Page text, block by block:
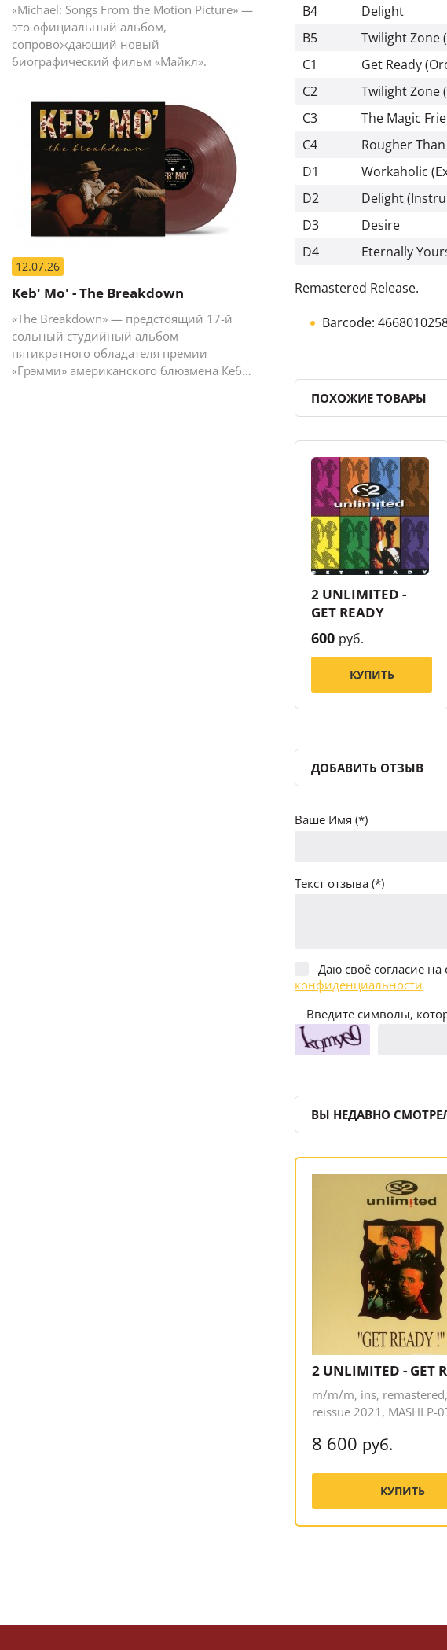
«Michael: Songs From the Motion Picture» —
это официальный альбом,
сопровождающий новый
биографический фильм «Майкл».
12.07.26
Keb' Mo' - The Breakdown
«The Breakdown» — предстоящий 17-й
сольный студийный альбом
пятикратного обладателя премии
«Грэмми» американского блюзмена Кеба
B4
Delight
B5
Twilight Zone
C1
Get Ready
C2
Twilight Zone
C3
The Magic
C4
Rougher
D1
Workaholic
D2
Delight
D3
Desire
D4
Eternally
Remastered Release.
Barcode:
ПОХОЖИЕ ТОВАРЫ
2 UNLIMITED -
GET READY
600 руб.
КУПИТЬ
ДОБАВИТЬ ОТЗЫВ
Ваше Имя (*)
Текст отзыва (*)
Даю своё согласие
конфиденциальности
Введите символы,
ВЫ НЕДАВНО
2 UNLIMITED - GET
m/m/m, ins,
reissue 2021, MASHLP-
8 600 руб.
КУПИТЬ